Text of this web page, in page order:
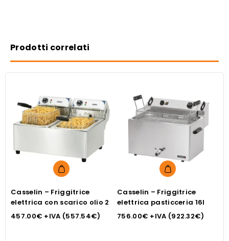
Prodotti correlati
Casselin – Friggitrice
elettrica con scarico olio 2
457.00€ +IVA (557.54€)
Casselin – Friggitrice
elettrica pasticceria 16l
756.00€ +IVA (922.32€)